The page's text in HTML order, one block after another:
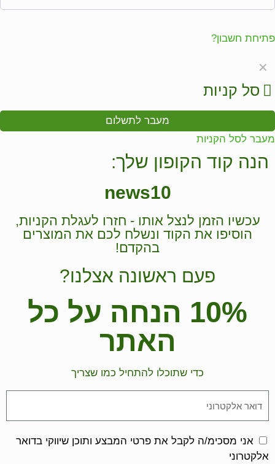
פתיחת חשבון?
✕
סל קניות
מעבר לתשלום
מעבר לסל הקניות
הנה קוד הקופון שלך:
news10
עכשיו הזמן לנצל אותו - חזרו לעגלת הקניות,
הוסיפו את הקוד ונשלח לכם את המוצרים
בהקדם!
פעם ראשונה אצלנו?
10% הנחה על כל
האתר
כדי שתוכלו להתחיל כמו שצריך
אני מסכימ/ה לקבל את פרטי המבצע ותוכן שיווקי בדואר
אלקטרוני